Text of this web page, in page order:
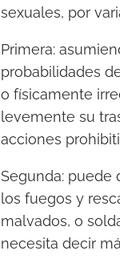
sexuales, por
Primera:
probabilidades
o físicamente
levemente su
acciones
Segunda: puede
los fuegos y
malvados, o
necesita decir